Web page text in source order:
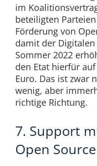
im
beteiligten
Förderung von
damit der
Sommer 2022
den Etat hierfür
Euro. Das ist zwar
wenig, aber
richtige Richtung.
7. Support
Open